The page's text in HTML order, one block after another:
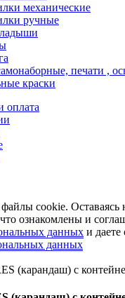
механические
ручные
печати ,
краски
оплата
cookie. Оставаясь
ознакомлены и
данных и даете
данных